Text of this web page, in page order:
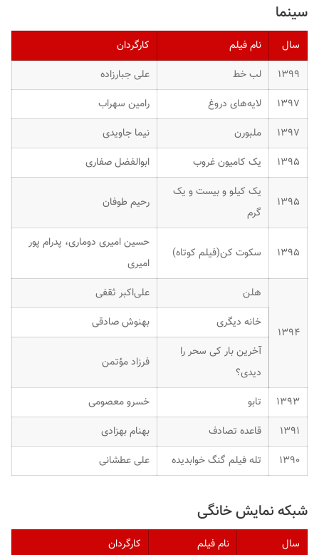
سینما
سال نام فیلم
کارگردان
۱۳۹۹
لب خط
علی جبارزاده
۱۳۹۷
لایه‌های دروغ
رامین سهراب
۱۳۹۷
ملبورن
نیما جاویدی
۱۳۹۵
یک کامیون غروب ابوالفضل صفاری
۱۳۹۵
یک کیلو و بیست و یک
گرم
رحیم طوفان
۱۳۹۵ سکوت کن(فیلم کوتاه)
حسین امیری دوماری، پدرام پور
امیری
۱۳۹۴
هلن
علی‌اکبر ثقفی
خانه دیگری
بهنوش صادقی
آخرین بار کی سحر را
دیدی؟
فرزاد مؤتمن
۱۳۹۳ تابو
خسرو معصومی
۱۳۹۱
قاعده تصادف
بهنام بهزادی
۱۳۹۰
تله فیلم گنگ خوابدیده علی عطشانی
شبکه نمایش خانگی
سال نام فیلم کارگردان